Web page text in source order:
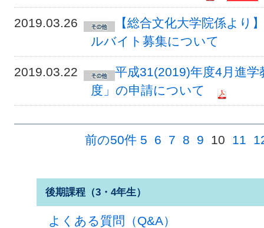
2019.03.26
【総合文化大学院係より
ルバイト募集について
2019.03.22
平成31(2019)年度4月進
度」の申請について
前の50件 5 6 7 8 9 10 11
後期課程（3・4年生）
よくある質問（Q&A）